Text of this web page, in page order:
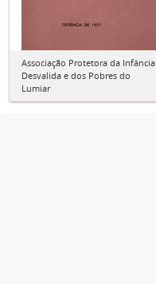
Associação Protetora da Infância
Desvalida e dos Pobres do
Lumiar